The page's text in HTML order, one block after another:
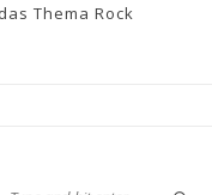
Thema Rock